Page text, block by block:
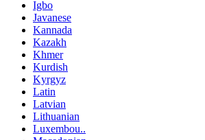
Igbo
Javanese
Kannada
Kazakh
Khmer
Kurdish
Kyrgyz
Latin
Latvian
Lithuanian
Luxembou..